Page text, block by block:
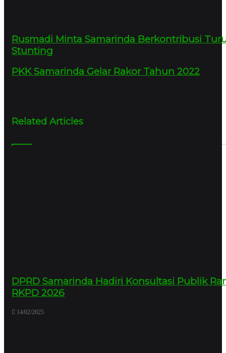
Rusmadi Minta Samarinda Berkontribusi
Stunting
PKK Samarinda Gelar Rakor Tahun 2022
Related Articles
DPRD Samarinda Hadiri Konsultasi Publik
RKPD 2026
14/02/2025